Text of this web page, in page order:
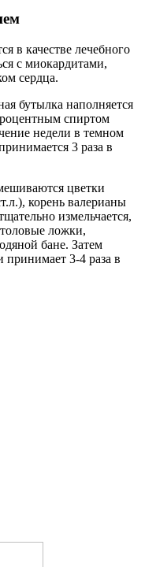
в качестве лечебного
с миокардитами,
сердца.
бутылка наполняется
спиртом
недели в темном
3 раза в
цветки
корень валерианы
измельчается,
ложки,
бане. Затем
принимает 3-4 раза в